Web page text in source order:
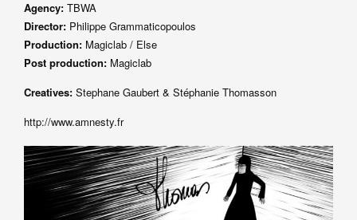
Agency: TBWA
Director: Philippe Grammaticopoulos
Production: Magiclab / Else
Post production: Magiclab
Creatives: Stephane Gaubert & Stéphanie Thomasson
http://www.amnesty.fr